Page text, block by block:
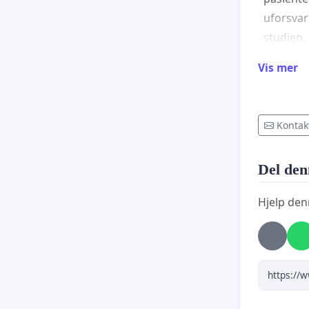
studien.
Dette
Ingen
-Høy
liv
-
Vis mer
Del
Hjelp